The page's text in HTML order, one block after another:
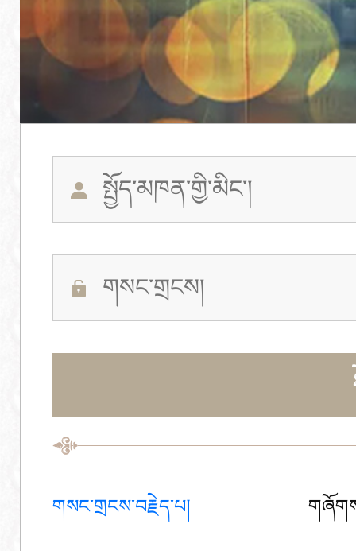
གསང་གྲངས་བརྗེད་པ།